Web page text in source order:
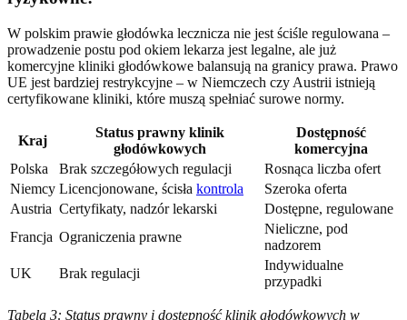
W polskim prawie głodówka lecznicza nie jest ściśle regulowana –
prowadzenie postu pod okiem lekarza jest legalne, ale już
komercyjne kliniki głodówkowe balansują na granicy prawa. Prawo
UE jest bardziej restrykcyjne – w Niemczech czy Austrii istnieją
certyfikowane kliniki, które muszą spełniać surowe normy.
Kraj
Status prawny klinik
głodówkowych
Dostępność
komercyjna
Polska
Brak szczegółowych regulacji
Rosnąca liczba ofert
Niemcy Licencjonowane, ścisła kontrola
Szeroka oferta
Austria Certyfikaty, nadzór lekarski
Dostępne, regulowane
Francja Ograniczenia prawne
Nieliczne, pod
nadzorem
UK
Brak regulacji
Indywidualne
przypadki
Tabela 3: Status prawny i dostępność klinik głodówkowych w